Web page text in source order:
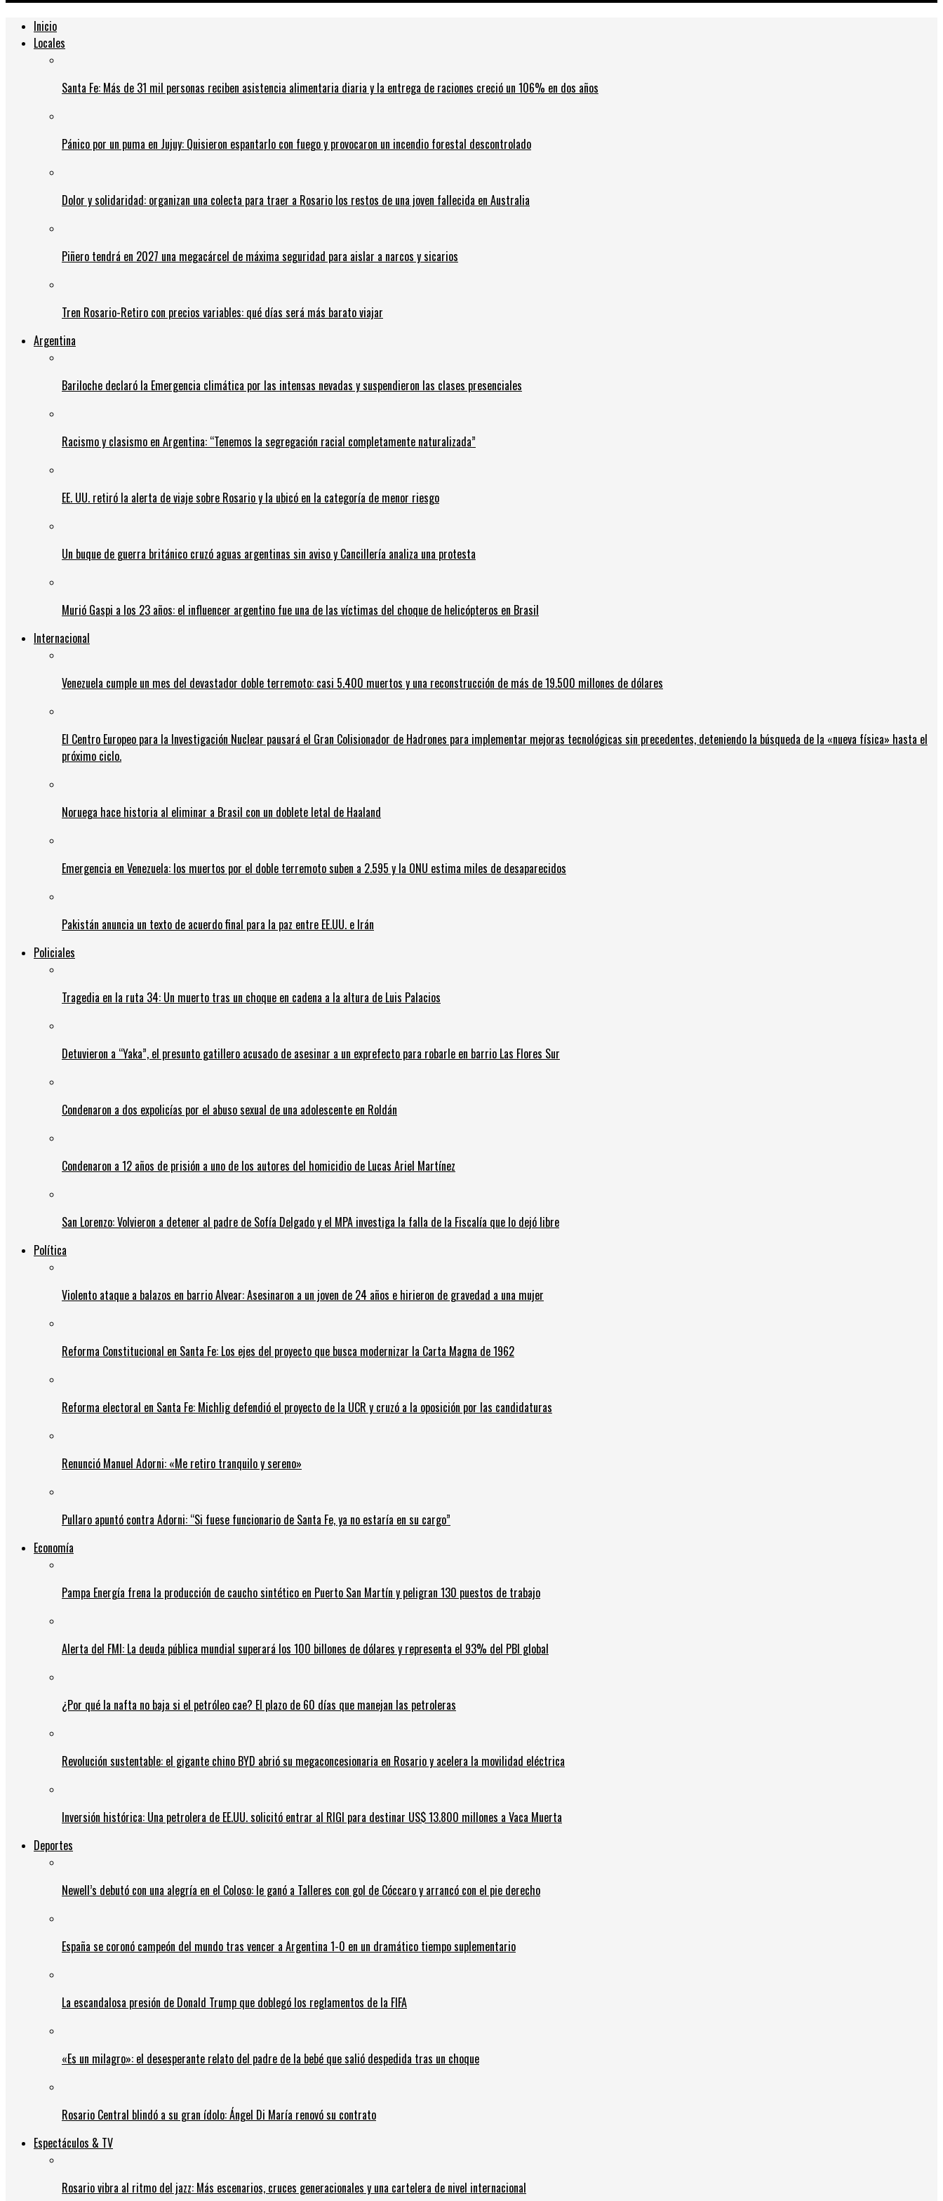
Inicio
Locales
Santa Fe: Más de 31 mil personas reciben asistencia alimentaria diaria y la entrega de raciones creció un 106% en dos años
Pánico por un puma en Jujuy: Quisieron espantarlo con fuego y provocaron un incendio forestal descontrolado
Dolor y solidaridad: organizan una colecta para traer a Rosario los restos de una joven fallecida en Australia
Piñero tendrá en 2027 una megacárcel de máxima seguridad para aislar a narcos y sicarios
Tren Rosario-Retiro con precios variables: qué días será más barato viajar
Argentina
Bariloche declaró la Emergencia climática por las intensas nevadas y suspendieron las clases presenciales
Racismo y clasismo en Argentina: “Tenemos la segregación racial completamente naturalizada”
EE. UU. retiró la alerta de viaje sobre Rosario y la ubicó en la categoría de menor riesgo
Un buque de guerra británico cruzó aguas argentinas sin aviso y Cancillería analiza una protesta
Murió Gaspi a los 23 años: el influencer argentino fue una de las víctimas del choque de helicópteros en Brasil
Internacional
Venezuela cumple un mes del devastador doble terremoto: casi 5.400 muertos y una reconstrucción de más de 19.500 millones de dólares
El Centro Europeo para la Investigación Nuclear pausará el Gran Colisionador de Hadrones para implementar mejoras tecnológicas sin precedentes, deteniendo la búsqueda de la «nueva física» hasta el
próximo ciclo.
Noruega hace historia al eliminar a Brasil con un doblete letal de Haaland
Emergencia en Venezuela: los muertos por el doble terremoto suben a 2.595 y la ONU estima miles de desaparecidos
Pakistán anuncia un texto de acuerdo final para la paz entre EE.UU. e Irán
Policiales
Tragedia en la ruta 34: Un muerto tras un choque en cadena a la altura de Luis Palacios
Detuvieron a “Yaka”, el presunto gatillero acusado de asesinar a un exprefecto para robarle en barrio Las Flores Sur
Condenaron a dos expolicías por el abuso sexual de una adolescente en Roldán
Condenaron a 12 años de prisión a uno de los autores del homicidio de Lucas Ariel Martínez
San Lorenzo: Volvieron a detener al padre de Sofía Delgado y el MPA investiga la falla de la Fiscalía que lo dejó libre
Política
Violento ataque a balazos en barrio Alvear: Asesinaron a un joven de 24 años e hirieron de gravedad a una mujer
Reforma Constitucional en Santa Fe: Los ejes del proyecto que busca modernizar la Carta Magna de 1962
Reforma electoral en Santa Fe: Michlig defendió el proyecto de la UCR y cruzó a la oposición por las candidaturas
Renunció Manuel Adorni: «Me retiro tranquilo y sereno»
Pullaro apuntó contra Adorni: “Si fuese funcionario de Santa Fe, ya no estaría en su cargo”
Economía
Pampa Energía frena la producción de caucho sintético en Puerto San Martín y peligran 130 puestos de trabajo
Alerta del FMI: La deuda pública mundial superará los 100 billones de dólares y representa el 93% del PBI global
¿Por qué la nafta no baja si el petróleo cae? El plazo de 60 días que manejan las petroleras
Revolución sustentable: el gigante chino BYD abrió su megaconcesionaria en Rosario y acelera la movilidad eléctrica
Inversión histórica: Una petrolera de EE.UU. solicitó entrar al RIGI para destinar US$ 13.800 millones a Vaca Muerta
Deportes
Newell’s debutó con una alegría en el Coloso: le ganó a Talleres con gol de Cóccaro y arrancó con el pie derecho
España se coronó campeón del mundo tras vencer a Argentina 1-0 en un dramático tiempo suplementario
La escandalosa presión de Donald Trump que doblegó los reglamentos de la FIFA
«Es un milagro»: el desesperante relato del padre de la bebé que salió despedida tras un choque
Rosario Central blindó a su gran ídolo: Ángel Di María renovó su contrato
Espectáculos & TV
Rosario vibra al ritmo del jazz: Más escenarios, cruces generacionales y una cartelera de nivel internacional